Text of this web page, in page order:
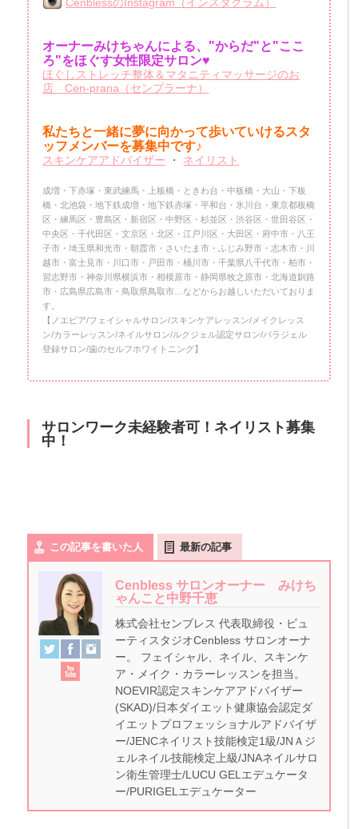
CenblessのInstagram（インスタグラム）
オーナーみけちゃんによる、"からだ"と"ここ
ろ"をほぐす女性限定サロン♥
ほぐしストレッチ整体＆マタニティマッサージのお
店 Cen-prana（センプラーナ）
私たちと一緒に夢に向かって歩いていけるスタ
ッフメンバーを募集中です♪
スキンケアアドバイザー ・ ネイリスト
成増・下赤塚・東武練馬・上板橋・ときわ台・中板橋・大山・下板
橋・北池袋・地下鉄成増・地下鉄赤塚・平和台・氷川台・東京都板橋
区・練馬区・豊島区・新宿区・中野区・杉並区・渋谷区・世田谷区・
中央区・千代田区・文京区・北区・江戸川区・大田区・府中市・八王
子市・埼玉県和光市・朝霞市・さいたま市・ふじみ野市・志木市・川
越市・富士見市・川口市・戸田市・桶川市・千葉県八千代市・柏市・
習志野市・神奈川県横浜市・相模原市・静岡県牧之原市・北海道釧路
市・広島県広島市・鳥取県鳥取市…などからお越しいただいておりま
す。
【ノエビア/フェイシャルサロン/スキンケアレッスン/メイクレッス
ン/カラーレッスン/ネイルサロン/ルクジェル認定サロン/パラジェル
登録サロン/歯のセルフホワイトニング】
サロンワーク未経験者可！ネイリスト募集
中！
この記事を書いた人 最新の記事
Cenbless サロンオーナー みけち
ゃんこと中野千恵
株式会社センブレス 代表取締役・ビュ
ーティスタジオCenbless サロンオーナ
ー。 フェイシャル、ネイル、スキンケ
ア・メイク・カラーレッスンを担当。
NOEVIR認定スキンケアアドバイザー
(SKAD)/日本ダイエット健康協会認定ダ
イエットプロフェッショナルアドバイザ
ー/JENCネイリスト技能検定1級/JNＡジ
ェルネイル技能検定上級/JNAネイルサロ
ン衛生管理士/LUCU GELエデュケータ
ー/PURIGELエデュケーター